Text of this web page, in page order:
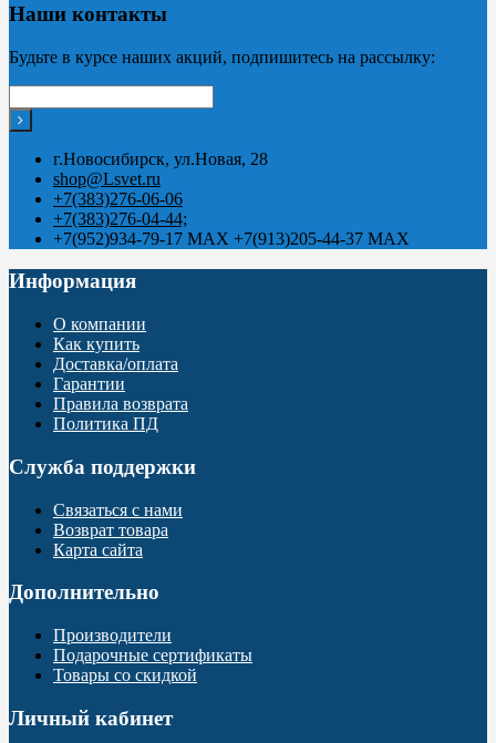
Наши контакты
Будьте в курсе наших акций, подпишитесь на рассылку:
г.Новосибирск, ул.Новая, 28
shop@Lsvet.ru
+7(383)276-06-06
+7(383)276-04-44;
+7(952)934-79-17 MAX +7(913)205-44-37 MAX
Информация
О компании
Как купить
Доставка/оплата
Гарантии
Правила возврата
Политика ПД
Служба поддержки
Связаться с нами
Возврат товара
Карта сайта
Дополнительно
Производители
Подарочные сертификаты
Товары со скидкой
Личный кабинет